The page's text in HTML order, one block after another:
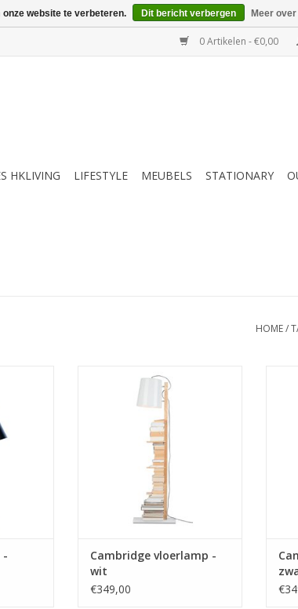
0 Artikelen - €0,00
HKLIVING LIFESTYLE MEUBELS STATIONARY
HOME/
als
-
De perfecte leeslamp voor al
jouw mooie boeken en/of
tijdschriften.
TOEVOEGEN AAN WINKELWAGEN
Cambridge vloerlamp -
wit
€349,00
website te verbeteren. Dit bericht verbergen Meer